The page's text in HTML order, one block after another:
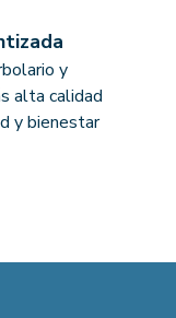
y
alta calidad
y bienestar